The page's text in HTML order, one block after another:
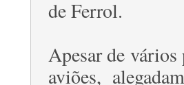
de Ferrol.
Apesar de
aviões,